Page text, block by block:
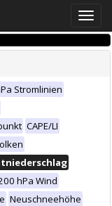
Toggle
Stromlinien
CAPE/LI
hPa Wind
Neuschneehöhe